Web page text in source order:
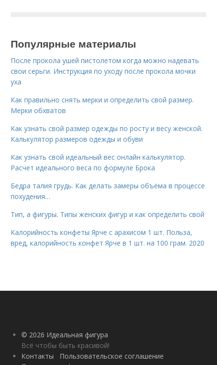
Популярные материалы
После прокола ушей пистолетом когда можно надевать
свои серьги. Инструкция по уходу после прокола мочки
уха
Как правильно снять мерки и определить свой размер.
Мерки обхватов
Как узнать свой размер одежды по росту и весу женской.
Калькулятор размеров одежды и обуви
Как узнать свой идеальный вес онлайн калькулятор.
Расчет идеального веса по формуле Брока
Бедра талия грудь. Как делать замеры объёма в процессе
похудения…
Тип, а фигуры. Типы женских фигур и как определить свой
Калорийность конфеты Ярче с арахисом 1 шт. Польза,
вред, калорийность конфет Ярче в 1 шт. на 100 грам. 2020
© 2026 Идеальная фигура
Всё чтобы быть красивой!
Контакты
Пользовательское соглашение